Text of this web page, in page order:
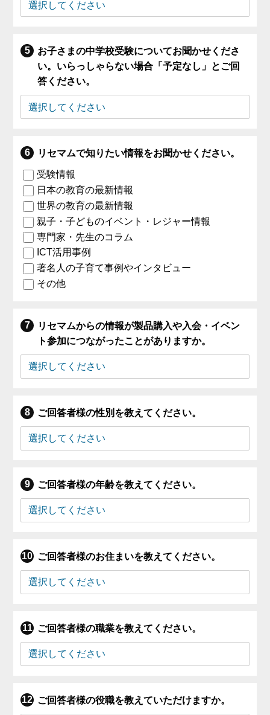
お子さまの中学校受験についてお聞かせくださ
い。いらっしゃらない場合「予定なし」とご回
答ください。
リセマムで知りたい情報をお聞かせください。
受験情報
日本の教育の最新情報
世界の教育の最新情報
親子・子どものイベント・レジャー情報
専門家・先生のコラム
ICT活用事例
著名人の子育て事例やインタビュー
その他
リセマムからの情報が製品購入や入会・イベン
ト参加につながったことがありますか。
ご回答者様の性別を教えてください。
ご回答者様の年齢を教えてください。
ご回答者様のお住まいを教えてください。
ご回答者様の職業を教えてください。
ご回答者様の役職を教えていただけますか。